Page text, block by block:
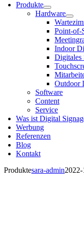
Produkte
Hardware
Point-of-
Indoor
Digitales
Outdoor
Software
Content
Service
Was ist Digital
Werbung
Referenzen
Blog
Kontakt
Produktesara-admin